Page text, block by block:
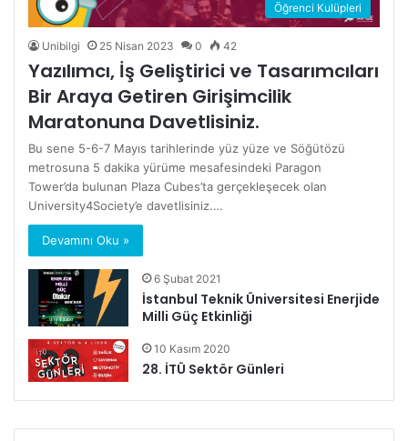
Öğrenci Kulüpleri
Unibilgi 25 Nisan 2023 0 42
Yazılımcı, İş Geliştirici ve Tasarımcıları
Bir Araya Getiren Girişimcilik
Maratonuna Davetlisiniz.
Bu sene 5-6-7 Mayıs tarihlerinde yüz yüze ve Söğütözü
metrosuna 5 dakika yürüme mesafesindeki Paragon
Tower’da bulunan Plaza Cubes’ta gerçekleşecek olan
University4Society’e davetlisiniz.…
Devamını Oku »
6 Şubat 2021
İstanbul Teknik Üniversitesi Enerjide
Milli Güç Etkinliği
10 Kasım 2020
28. İTÜ Sektör Günleri